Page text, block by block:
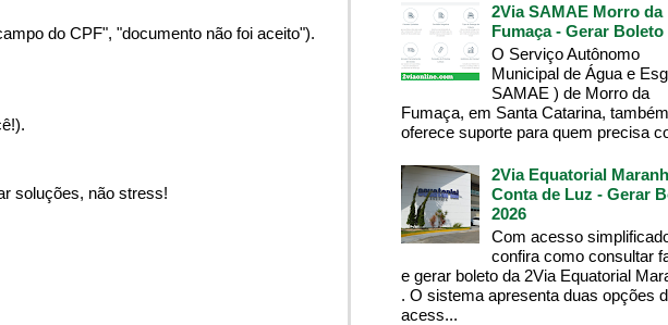
do CPF", "documento não foi aceito").
soluções, não stress!
2Via SAMAE Morro da
Fumaça - Gerar Boleto
O Serviço Autônomo
Municipal de Água e
SAMAE ) de Morro da
Fumaça, em Santa Catarina, também
oferece suporte para quem precisa
2Via Equatorial
Conta de Luz - Gerar
2026
Com acesso
confira como consultar
e gerar boleto da 2Via Equatorial
. O sistema apresenta duas opções
acess...